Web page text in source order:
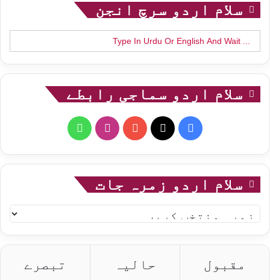
سلام اردو سرچ انجن
Search
for:
سلام اردو سماجی رابطے
Facebook
YouTube
Instagram
WhatsApp
سلام اردو زمرہ جات
سلام
اردو
زمرہ
جات
مقبول حالیہ تبصرے